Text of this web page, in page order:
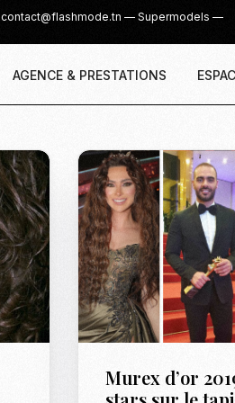
contact@flashmode.tn — Supermodels —
AGENCE & PRESTATIONS
Murex d’or